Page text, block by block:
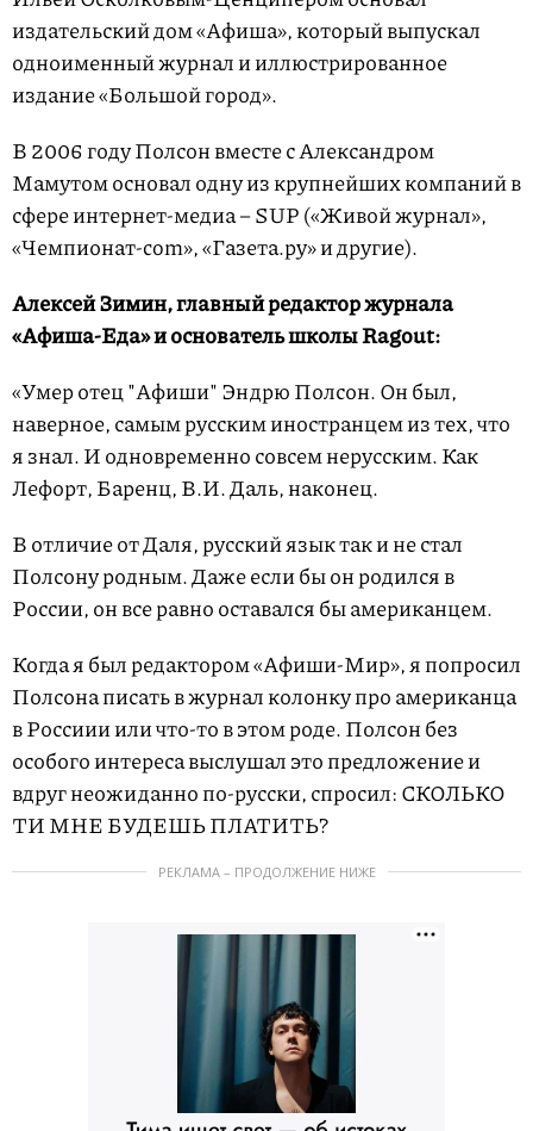
издательский дом «Афиша», который выпускал
одноименный журнал и иллюстрированное
издание «Большой город».
В 2006 году Полсон вместе с Александром
Мамутом основал одну из крупнейших компаний в
сфере интернет-медиа – SUP («Живой журнал»,
«Чемпионат-com», «Газета.ру» и другие).
Алексей Зимин, главный редактор журнала
«Афиша-Еда» и основатель школы Ragout:
«Умер отец "Афиши" Эндрю Полсон. Он был,
наверное, самым русским иностранцем из тех, что
я знал. И одновременно совсем нерусским. Как
Лефорт, Баренц, В.И. Даль, наконец.
В отличие от Даля, русский язык так и не стал
Полсону родным. Даже если бы он родился в
России, он все равно оставался бы американцем.
Когда я был редактором «Афиши-Мир», я попросил
Полсона писать в журнал колонку про американца
в Россиии или что-то в этом роде. Полсон без
особого интереса выслушал это предложение и
вдруг неожиданно по-русски, спросил: СКОЛЬКО
ТИ МНЕ БУДЕШЬ ПЛАТИТЬ?
РЕКЛАМА – ПРОДОЛЖЕНИЕ НИЖЕ